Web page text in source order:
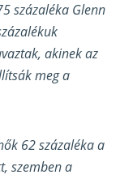
százaléka Glenn
akinek az
meg a
62 százaléka a
szemben a